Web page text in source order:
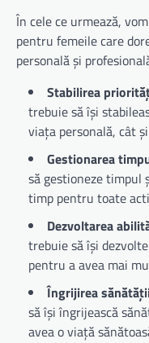
În cele ce urmează,
pentru femeile care
personală și
Stabilirea
trebuie să își
viața personală, cât
Gestionarea
să gestioneze timpul
timp pentru toate
Dezvoltarea
trebuie să își
pentru a avea mai
Îngrijirea
să își îngrijească
avea o viață